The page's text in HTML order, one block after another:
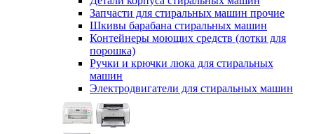
Запчасти для стиральных машин прочие
Шкивы барабана стиральных машин
Контейнеры моющих средств (лотки для
порошка)
Ручки и крючки люка для стиральных
машин
Электродвигатели для стиральных машин